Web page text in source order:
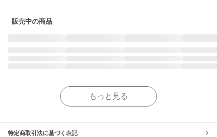
販売中の商品
もっと見る
特定商取引法に基づく表記